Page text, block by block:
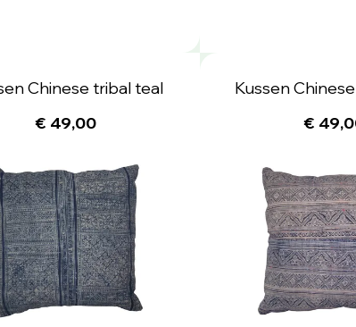
Chinese tribal teal
€ 49,00
Kussen
€